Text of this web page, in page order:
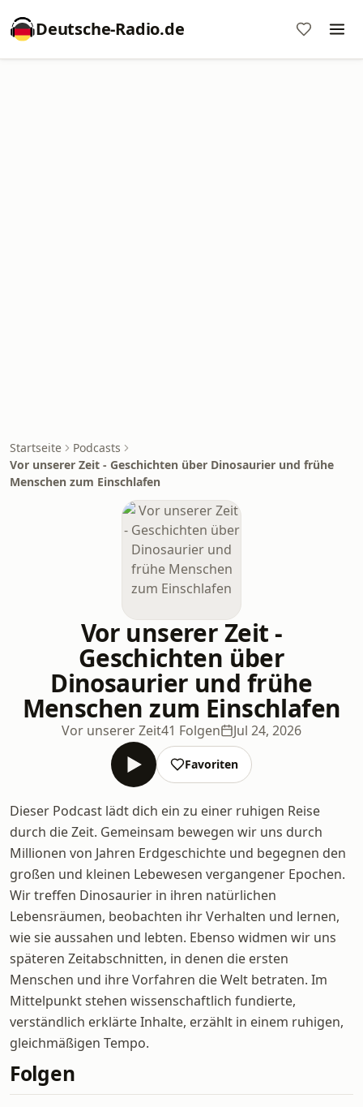
Deutsche-Radio.de
Startseite
Podcasts
Vor unserer Zeit - Geschichten über Dinosaurier und frühe
Menschen zum Einschlafen
Vor unserer Zeit -
Geschichten über
Dinosaurier und frühe
Menschen zum Einschlafen
Vor unserer Zeit41 Folgen Jul 24, 2026
Favoriten
Dieser Podcast lädt dich ein zu einer ruhigen Reise
durch die Zeit. Gemeinsam bewegen wir uns durch
Millionen von Jahren Erdgeschichte und begegnen den
großen und kleinen Lebewesen vergangener Epochen.
Wir treffen Dinosaurier in ihren natürlichen
Lebensräumen, beobachten ihr Verhalten und lernen,
wie sie aussahen und lebten. Ebenso widmen wir uns
späteren Zeitabschnitten, in denen die ersten
Menschen und ihre Vorfahren die Welt betraten. Im
Mittelpunkt stehen wissenschaftlich fundierte,
verständlich erklärte Inhalte, erzählt in einem ruhigen,
gleichmäßigen Tempo.
Folgen